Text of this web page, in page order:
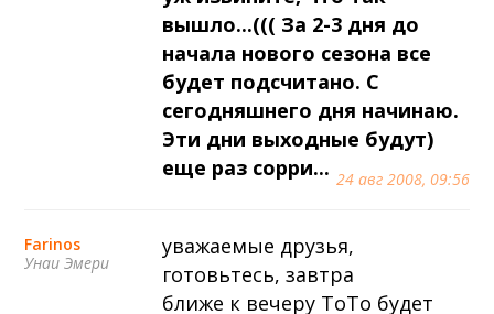
24 авг 2008, 09:56
вышло...((( За 2-3 дня до
начала нового сезона все
будет подсчитано. С
сегодняшнего дня начинаю.
Эти дни выходные будут)
еще раз сорри...
Farinos
Унаи Эмери
уважаемые друзья,
готовьтесь, завтра
ближе к вечеру ТоТо будет